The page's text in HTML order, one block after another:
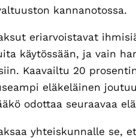
kannanotossa.
eriarvoistavat
käytössään, ja vain
Kaavailtu 20
eläkeläinen
odottaa seuraavaa
yhteiskunnalle se,